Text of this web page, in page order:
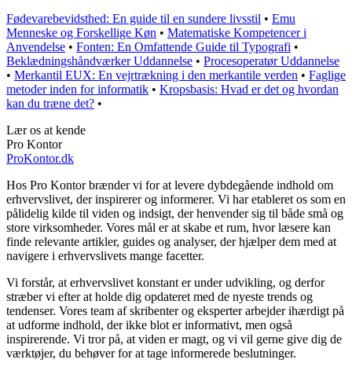
Fødevarebevidsthed: En guide til en sundere livsstil • Emu
Menneske og Forskellige Køn • Matematiske Kompetencer i
Anvendelse • Fonten: En Omfattende Guide til Typografi •
Beklædningshåndværker Uddannelse • Procesoperatør Uddannelse
• Merkantil EUX: En vejrtrækning i den merkantile verden • Faglige
metoder inden for informatik • Kropsbasis: Hvad er det og hvordan
kan du træne det? •
Lær os at kende
Pro Kontor
ProKontor.dk
Hos Pro Kontor brænder vi for at levere dybdegående indhold om
erhvervslivet, der inspirerer og informerer. Vi har etableret os som en
pålidelig kilde til viden og indsigt, der henvender sig til både små og
store virksomheder. Vores mål er at skabe et rum, hvor læsere kan
finde relevante artikler, guides og analyser, der hjælper dem med at
navigere i erhvervslivets mange facetter.
Vi forstår, at erhvervslivet konstant er under udvikling, og derfor
stræber vi efter at holde dig opdateret med de nyeste trends og
tendenser. Vores team af skribenter og eksperter arbejder ihærdigt på
at udforme indhold, der ikke blot er informativt, men også
inspirerende. Vi tror på, at viden er magt, og vi vil gerne give dig de
værktøjer, du behøver for at tage informerede beslutninger.